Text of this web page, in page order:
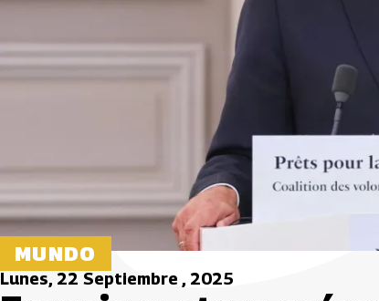
MUNDO
Lunes, 22 Septiembre , 2025